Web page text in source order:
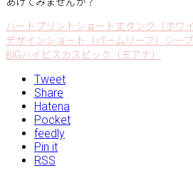
ハートプリントショート丈タンク（ホワイ
デザインショート（パームリーフ）シー
BIGハイビスカスピック（モアナ）
Tweet
Share
Hatena
Pocket
feedly
Pin it
RSS